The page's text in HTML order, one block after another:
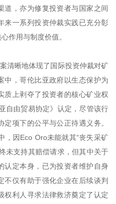
道，亦为修复投资者与国家之间
来一系列投资仲裁实践已充分彰
作用与制度价值。
清晰地体现了国际投资仲裁对矿
中，哥伦比亚政府以生态保护为
质上剥夺了投资者的核心矿业权
自由贸易协定》认定，尽管该行
项下的公平与公正待遇义务。
，因Eco Oro未能就其“丧失采矿
未支持其赔偿请求，但其中关于
认定本身，已为投资者维护自身
不仅有助于强化企业在后续谈判
权利人寻求法律救济奠定了认定